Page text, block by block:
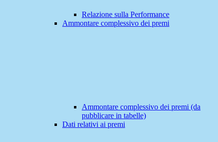
Relazione sulla Performance
Ammontare complessivo dei premi
Ammontare complessivo dei premi (da
pubblicare in tabelle)
Dati relativi ai premi